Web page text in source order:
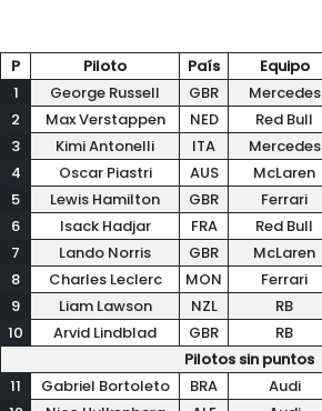
P Piloto País Equipo
1
George Russell GBR Mercedes
2
Max Verstappen NED Red Bull
3
Kimi Antonelli ITA Mercedes
4
Oscar Piastri AUS McLaren
5
Lewis Hamilton GBR Ferrari
6
Isack Hadjar FRA Red Bull
7
Lando Norris GBR McLaren
8
Charles Leclerc MON Ferrari
9
Liam Lawson NZL RB
10
Arvid Lindblad GBR RB
Pilotos sin puntos
11
Gabriel Bortoleto BRA Audi